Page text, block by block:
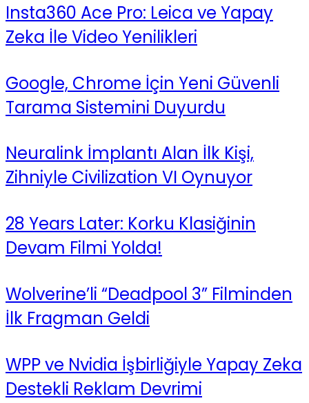
Insta360 Ace Pro: Leica ve Yapay
Zeka İle Video Yenilikleri
Google, Chrome İçin Yeni Güvenli
Tarama Sistemini Duyurdu
Neuralink İmplantı Alan İlk Kişi,
Zihniyle Civilization VI Oynuyor
28 Years Later: Korku Klasiğinin
Devam Filmi Yolda!
Wolverine’li “Deadpool 3” Filminden
İlk Fragman Geldi
WPP ve Nvidia İşbirliğiyle Yapay Zeka
Destekli Reklam Devrimi